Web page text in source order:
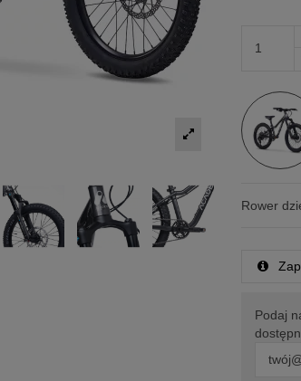
Rower
Podaj